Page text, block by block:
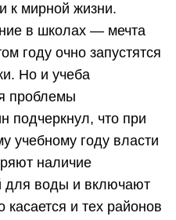
к мирной жизни.
в школах — мечта
году очно запустятся
Но и учеба
проблемы
подчеркнул, что при
учебному году власти
наличие
для воды и включают
и тех районов